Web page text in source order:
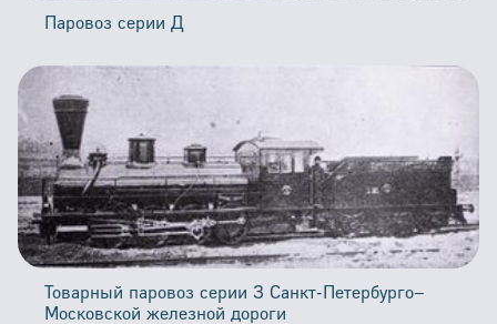
Паровоз серии Д
Товарный паровоз серии З Санкт-Петербурго–
Московской железной дороги